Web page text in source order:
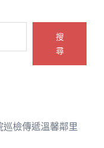
搜
尋
檢傳遞溫馨鄰里